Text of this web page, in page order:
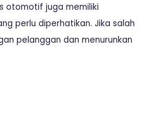
otomotif juga memiliki
perlu diperhatikan. Jika salah
pelanggan dan menurunkan